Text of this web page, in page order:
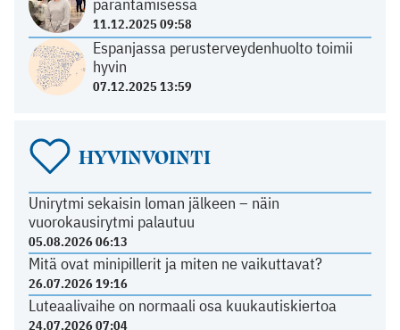
11.12.2025 09:58
Espanjassa perusterveydenhuolto toimii
hyvin
07.12.2025 13:59
HYVINVOINTI
Unirytmi sekaisin loman jälkeen – näin
vuorokausirytmi palautuu
05.08.2026 06:13
Mitä ovat minipillerit ja miten ne vaikuttavat?
26.07.2026 19:16
Luteaalivaihe on normaali osa kuukautiskiertoa
24.07.2026 07:04